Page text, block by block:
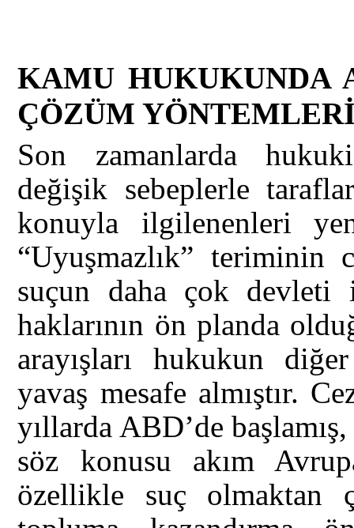
KAMU HUKUKUNDA
ÇÖZÜM
Son zamanlarda
değişik sebeplerle
konuyla ilgilenenleri
“Uyuşmazlık” teriminin
suçun daha çok devleti
haklarının ön planda
arayışları hukukun
yavaş mesafe almıştır.
yıllarda ABD’de
söz konusu akım
özellikle suç olmaktan